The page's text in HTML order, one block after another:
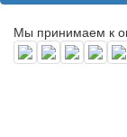
Мы принимаем к